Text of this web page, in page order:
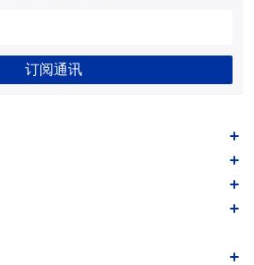
订阅通讯